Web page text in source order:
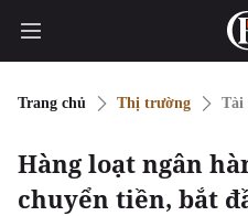
Trang chủ Thị trường Tài
Hàng loạt ngân
chuyển tiền, bắt